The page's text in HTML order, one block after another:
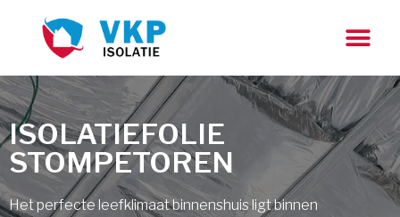
ISOLATIEFOLIE
STOMPETOREN
Het perfecte leefklimaat binnenshuis ligt binnen